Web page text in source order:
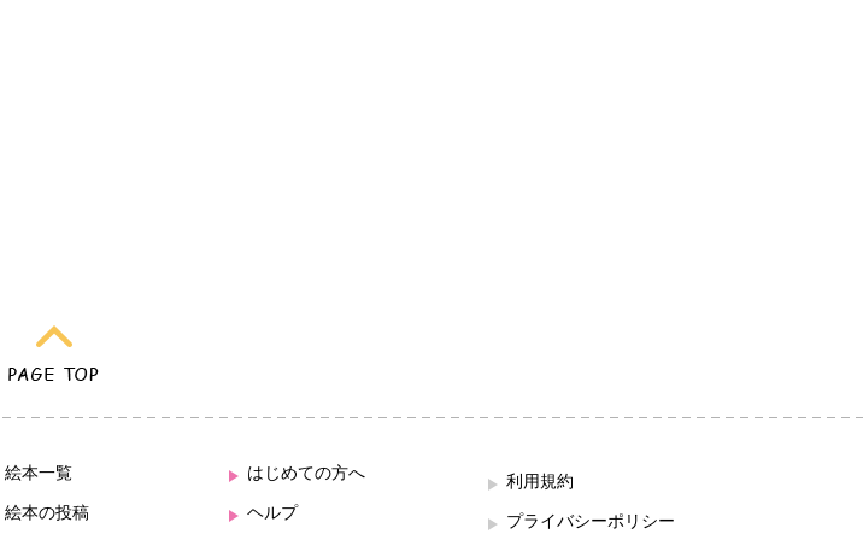
絵本一覧
絵本の投稿
はじめての方へ
ヘルプ
利用規約
プライバシーポリシー